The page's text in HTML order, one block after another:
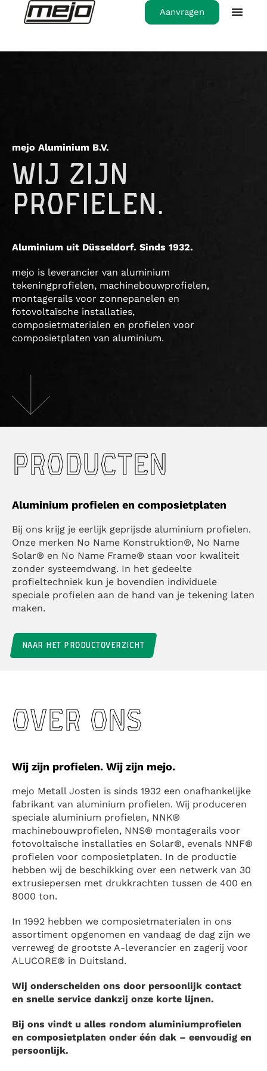
Aanvragen
mejo Aluminium B.V.
WIJ ZIJN
PROFIELEN.
Aluminium uit Düsseldorf. Sinds 1932.
mejo is leverancier van aluminium
tekeningprofielen, machinebouwprofielen,
montagerails voor zonnepanelen en
fotovoltaïsche installaties,
composietmaterialen en profielen voor
composietplaten van aluminium.
PRODUCTEN
Aluminium profielen en composietplaten
Bij ons krijg je eerlijk geprijsde aluminium profielen.
Onze merken No Name Konstruktion®, No Name
Solar® en No Name Frame® staan voor kwaliteit
zonder systeemdwang. In het gedeelte
profieltechniek kun je bovendien individuele
speciale profielen aan de hand van je tekening laten
maken.
NAAR HET PRODUCTOVERZICHT
OVER ONS
Wij zijn profielen. Wij zijn mejo.
mejo Metall Josten is sinds 1932 een onafhankelijke
fabrikant van aluminium profielen. Wij produceren
speciale aluminium profielen, NNK®
machinebouwprofielen, NNS® montagerails voor
fotovoltaïsche installaties en Solar®, evenals NNF®
profielen voor composietplaten. In de productie
hebben wij de beschikking over een netwerk van 30
extrusiepersen met drukkrachten tussen de 400 en
8000 ton.
In 1992 hebben we composietmaterialen in ons
assortiment opgenomen en vandaag de dag zijn we
verreweg de grootste A-leverancier en zagerij voor
ALUCORE® in Duitsland.
Wij onderscheiden ons door persoonlijk contact
en snelle service dankzij onze korte lijnen.
Bij ons vindt u alles rondom aluminiumprofielen
en composietplaten onder één dak – eenvoudig en
persoonlijk.